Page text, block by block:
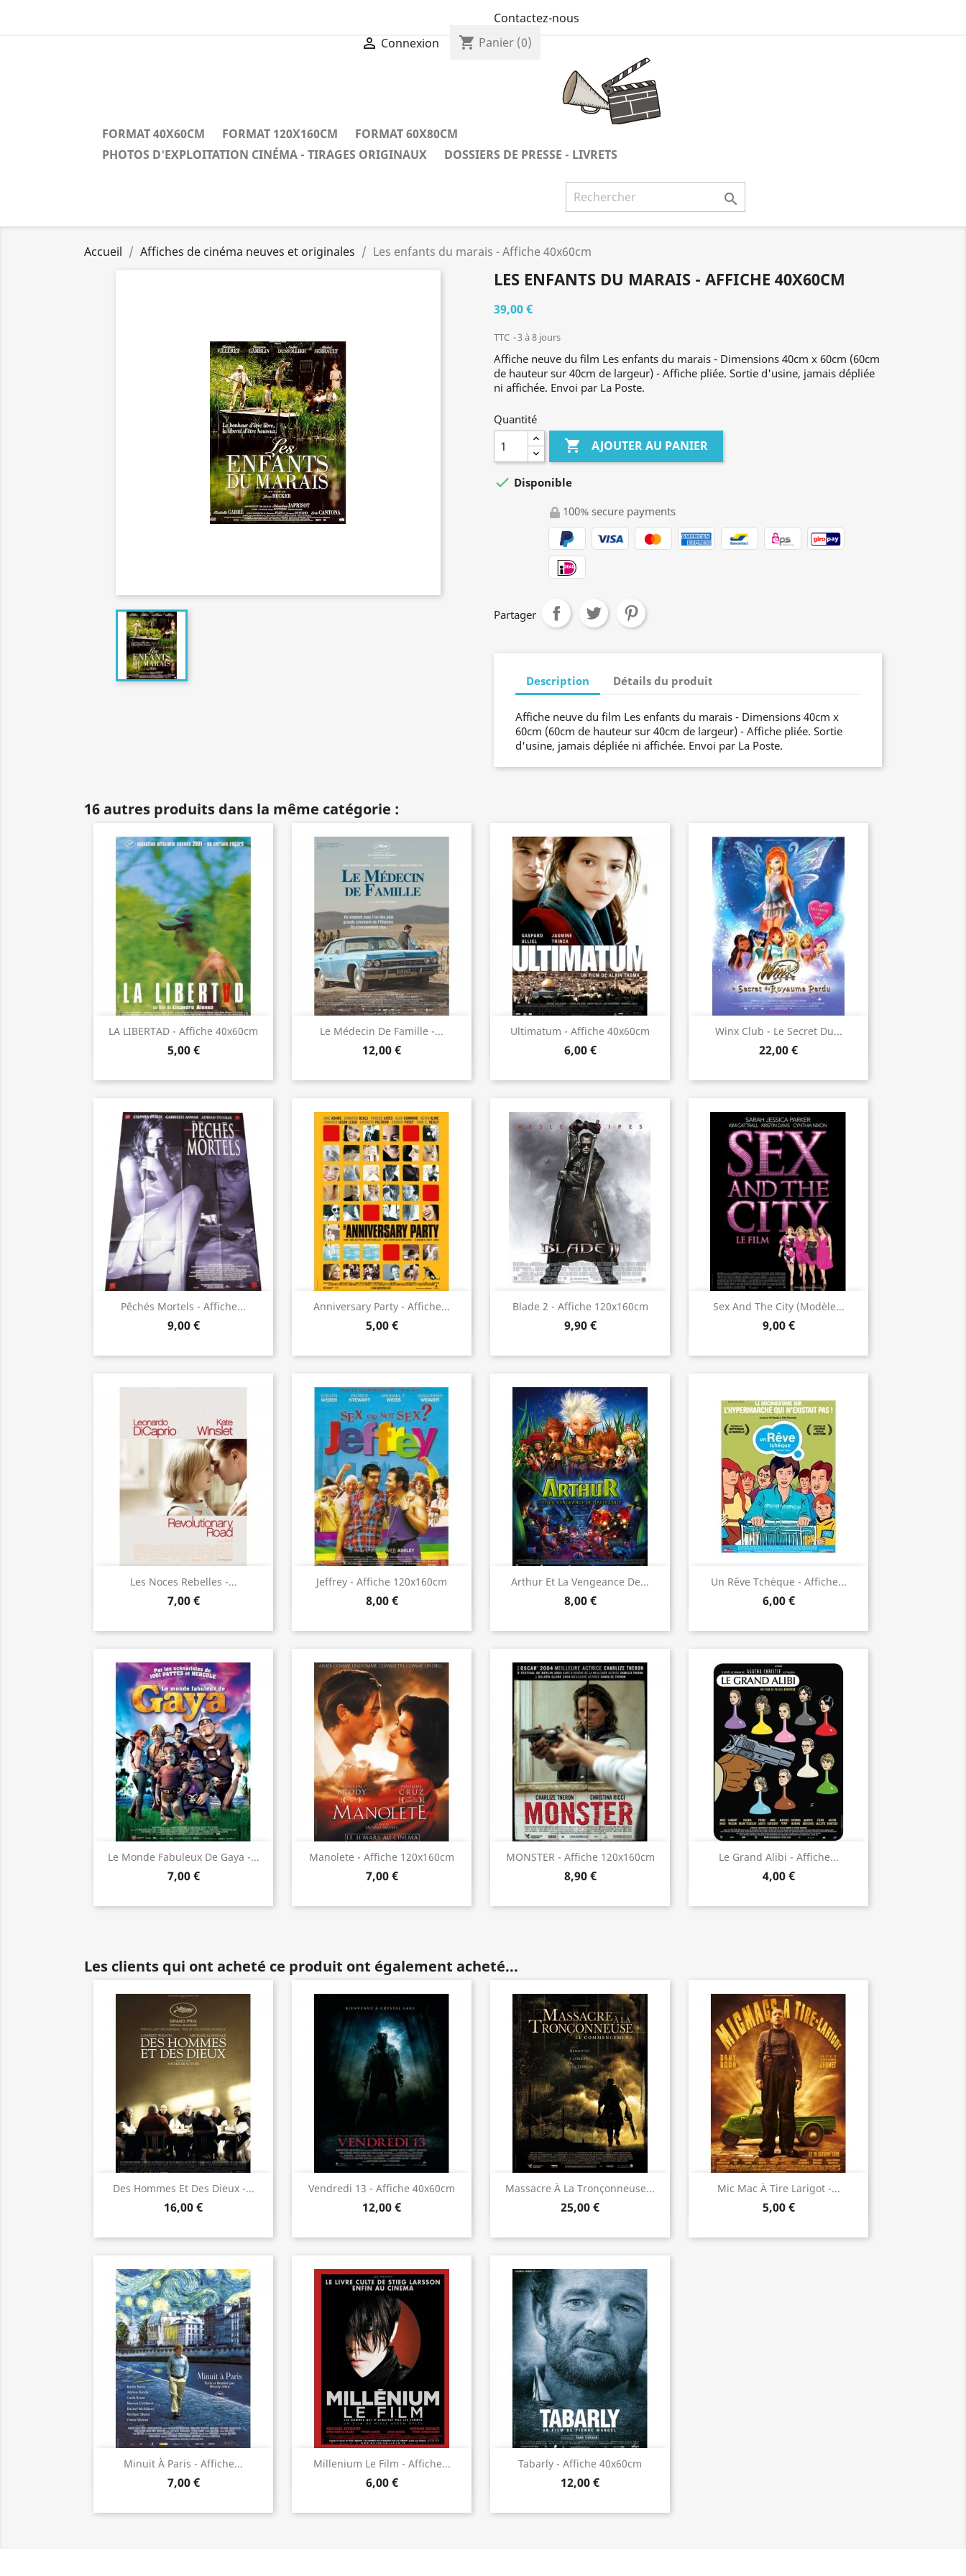
Contactez-nous
 Connexion shopping_cart Panier (0)
FORMAT 40X60CM FORMAT 120X160CM
FORMAT 60X80CM
PHOTOS D'EXPLOITATION CINÉMA - TIRAGES ORIGINAUX
DOSSIERS DE PRESSE - LIVRETS

Accueil Affiches de cinéma neuves et originales Les enfants du marais - Affiche 40x60cm
LES ENFANTS DU MARAIS - AFFICHE 40X60CM
39,00 €
TTC 3 à 8 jours
Affiche neuve du film Les enfants du marais - Dimensions 40cm x 60cm (60cm
de hauteur sur 40cm de largeur) - Affiche pliée. Sortie d'usine, jamais dépliée
ni affichée. Envoi par La Poste.
Quantité
 AJOUTER AU PANIER
 Disponible
100% secure payments
Partager
Description Détails du produit
Affiche neuve du film Les enfants du marais - Dimensions 40cm x
60cm (60cm de hauteur sur 40cm de largeur) - Affiche pliée. Sortie
d'usine, jamais dépliée ni affichée. Envoi par La Poste.
16 autres produits dans la même catégorie :
LA LIBERTAD - Affiche 40x60cm
5,00 €
Aperçu rapide Le Médecin De Famille -...
12,00 €
Aperçu rapide Ultimatum - Affiche 40x60cm
6,00 €
Aperçu rapide Winx Club - Le Secret Du...
22,00 €
Aperçu rapide
Pêchés Mortels - Affiche...
9,00 €
Aperçu rapide Anniversary Party - Affiche...
5,00 €
Aperçu rapide Blade 2 - Affiche 120x160cm
9,90 €
 Aperçu rapide Sex And The City (modèle...
9,00 €
Aperçu rapide
Les Noces Rebelles -...
7,00 €
Aperçu rapide Jeffrey - Affiche 120x160cm
8,00 €
Aperçu rapide Arthur Et La Vengeance De...
8,00 €
Aperçu rapide Un Rêve Tchèque - Affiche...
6,00 €
Aperçu rapide
Le Monde Fabuleux De Gaya -...
7,00 €
Aperçu rapide Manolete - Affiche 120x160cm
7,00 €
Aperçu rapide MONSTER - Affiche 120x160cm
8,90 €
Aperçu rapide Le Grand Alibi - Affiche...
4,00 €
Aperçu rapide
Les clients qui ont acheté ce produit ont également acheté...
Des Hommes Et Des Dieux -...
16,00 €
Aperçu rapide Vendredi 13 - Affiche 40x60cm
12,00 €
Aperçu rapide Massacre À La Tronçonneuse...
25,00 €
Aperçu rapide Mic Mac À Tire Larigot -...
5,00 €
Aperçu rapide
Minuit À Paris - Affiche...
7,00 €
Aperçu rapide Millenium Le Film - Affiche...
6,00 €
Aperçu rapide Tabarly - Affiche 40x60cm
12,00 €
Aperçu rapide